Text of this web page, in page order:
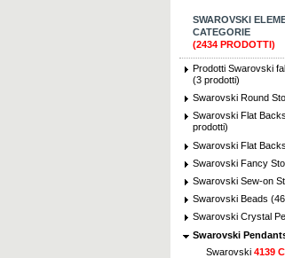
SWAROVSKI
CATEGORIE
(2434 PRODOTTI)
Prodotti Swarovski
(3 prodotti)
Swarovski Round
Swarovski Flat
prodotti)
Swarovski Flat
Swarovski Fancy
Swarovski Sew-on
Swarovski Beads
Swarovski Crystal
Swarovski
Swarovski 4139